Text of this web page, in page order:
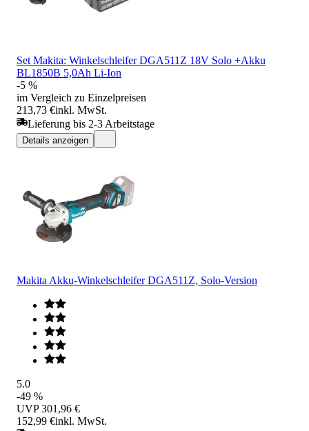
Set Makita: Winkelschleifer DGA511Z 18V Solo +Akku
BL1850B 5,0Ah Li-Ion
-5 %
im Vergleich zu Einzelpreisen
213,73 €inkl. MwSt.
Lieferung bis 2-3 Arbeitstage
Details anzeigen
Makita Akku-Winkelschleifer DGA511Z, Solo-Version
5.0
-49 %
UVP 301,96 €
152,99 €inkl. MwSt.